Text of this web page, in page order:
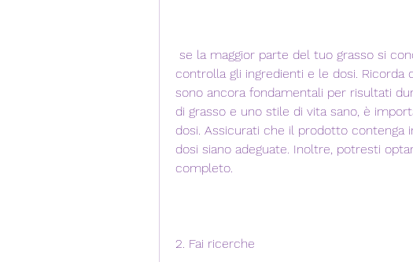
controlla gli ingredienti e le dosi. Ricorda
sono ancora fondamentali per risultati
di grasso e uno stile di vita sano, è
dosi. Assicurati che il prodotto contenga
dosi siano adeguate. Inoltre, potresti
completo.
2. Fai ricerche